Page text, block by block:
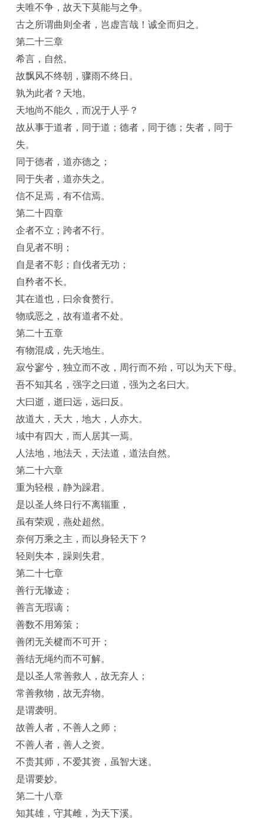
夫唯不争，故天下莫能与之争。
古之所谓曲则全者，岂虚言哉！诚全而归之。
第二十三章
希言，自然。
故飘风不终朝，骤雨不终日。
孰为此者？天地。
天地尚不能久，而况于人乎？
故从事于道者，同于道；德者，同于德；失者，同于
失。
同于德者，道亦德之；
同于失者，道亦失之。
信不足焉，有不信焉。
第二十四章
企者不立；跨者不行。
自见者不明；
自是者不彰；自伐者无功；
自矜者不长。
其在道也，曰余食赘行。
物或恶之，故有道者不处。
第二十五章
有物混成，先天地生。
寂兮寥兮，独立而不改，周行而不殆，可以为天下母。
吾不知其名，强字之曰道，强为之名曰大。
大曰逝，逝曰远，远曰反。
故道大，天大，地大，人亦大。
域中有四大，而人居其一焉。
人法地，地法天，天法道，道法自然。
第二十六章
重为轻根，静为躁君。
是以圣人终日行不离辎重，
虽有荣观，燕处超然。
奈何万乘之主，而以身轻天下？
轻则失本，躁则失君。
第二十七章
善行无辙迹；
善言无瑕谪；
善数不用筹策；
善闭无关楗而不可开；
善结无绳约而不可解。
是以圣人常善救人，故无弃人；
常善救物，故无弃物。
是谓袭明。
故善人者，不善人之师；
不善人者，善人之资。
不贵其师，不爱其资，虽智大迷。
是谓要妙。
第二十八章
知其雄，守其雌，为天下溪。